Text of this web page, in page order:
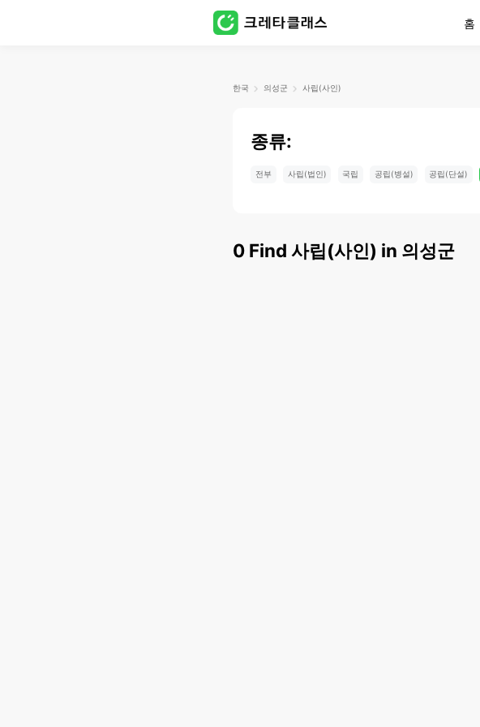
홈
한국 의성군 사립(사인)
종류:
전부 사립(법인) 국립 공립(병설) 공립(단설)
0 Find 사립(사인) in 의성군